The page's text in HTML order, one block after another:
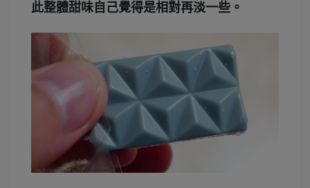
此整體甜味自己覺得是相對再淡一些。